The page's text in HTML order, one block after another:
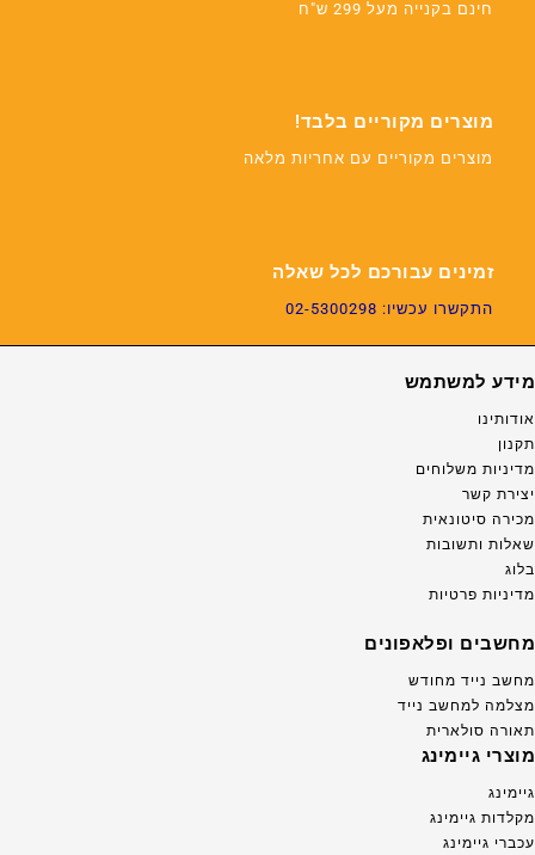
חינם בקנייה מעל 299 ש"ח
מוצרים מקוריים בלבד!
מוצרים מקוריים עם אחריות מלאה
זמינים עבורכם לכל שאלה
התקשרו עכשיו: 02-5300298
מידע למשתמש
אודותינו
תקנון
מדיניות משלוחים
יצירת קשר
מכירה סיטונאית
שאלות ותשובות
בלוג
מדיניות פרטיות
מחשבים ופלאפונים
מחשב נייד מחודש
מצלמה למחשב נייד
תאורה סולארית
מוצרי גיימינג
גיימינג
מקלדות גיימינג
עכברי גיימינג